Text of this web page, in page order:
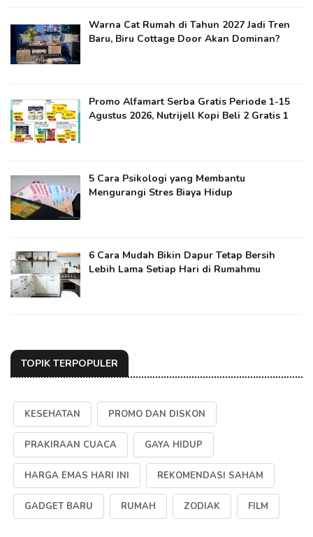
Warna Cat Rumah di Tahun 2027 Jadi Tren
Baru, Biru Cottage Door Akan Dominan?
Promo Alfamart Serba Gratis Periode 1-15
Agustus 2026, Nutrijell Kopi Beli 2 Gratis 1
5 Cara Psikologi yang Membantu
Mengurangi Stres Biaya Hidup
6 Cara Mudah Bikin Dapur Tetap Bersih
Lebih Lama Setiap Hari di Rumahmu
TOPIK TERPOPULER
KESEHATAN PROMO DAN DISKON
PRAKIRAAN CUACA GAYA HIDUP
HARGA EMAS HARI INI REKOMENDASI SAHAM
GADGET BARU RUMAH ZODIAK FILM